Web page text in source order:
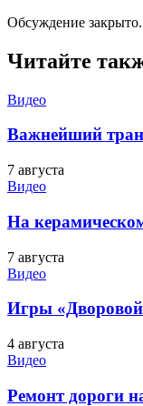
Обсуждение закрыто.
Читайте
Видео
Важнейший
7 августа
Видео
На
7 августа
Видео
Игры
4 августа
Видео
Ремонт дороги